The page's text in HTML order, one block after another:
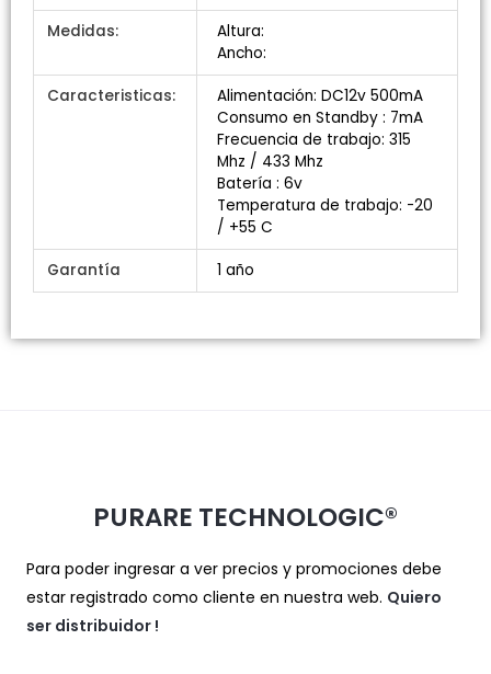
Medidas:
Altura:
Ancho:
Caracteristicas:
Alimentación: DC12v 500mA
Consumo en Standby : 7mA
Frecuencia de trabajo: 315
Mhz / 433 Mhz
Batería : 6v
Temperatura de trabajo: -20
/ +55 C
Garantía 1 año
PURARE TECHNOLOGIC®
Para poder ingresar a ver precios y promociones debe
estar registrado como cliente en nuestra web. Quiero
ser distribuidor !